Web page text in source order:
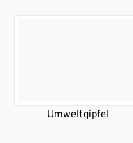
Umweltgipfel